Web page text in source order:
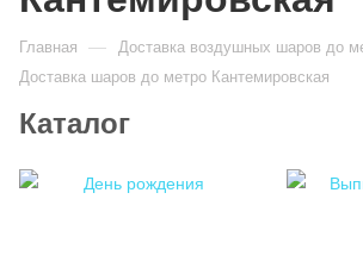
Главная — Доставка воздушных шаров до
Доставка шаров до метро Кантемировская
Каталог